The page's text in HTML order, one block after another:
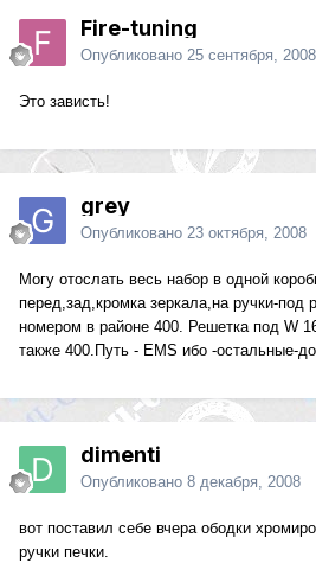
Fire-tuning
Опубликовано 25 сентября, 2008
Это зависть!
grey
Опубликовано 23 октября, 2008
Могу отослать весь набор в одной
перед,зад,кромка зеркала,на ручки-под
номером в районе 400. Решетка под W
также 400.Путь - EMS ибо -остальные-
dimenti
Опубликовано 8 декабря, 2008
вот поставил себе вчера ободки
ручки печки.